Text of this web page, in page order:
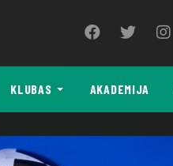
KLUBAS AKADEMIJA